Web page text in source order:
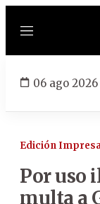
Menú
06 ago 2026
Edición
Por uso
multa a